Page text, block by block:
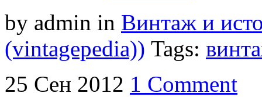
by admin in Винтаж и
(vintagepedia)) Tags:
25 Сен 2012 1 Comment